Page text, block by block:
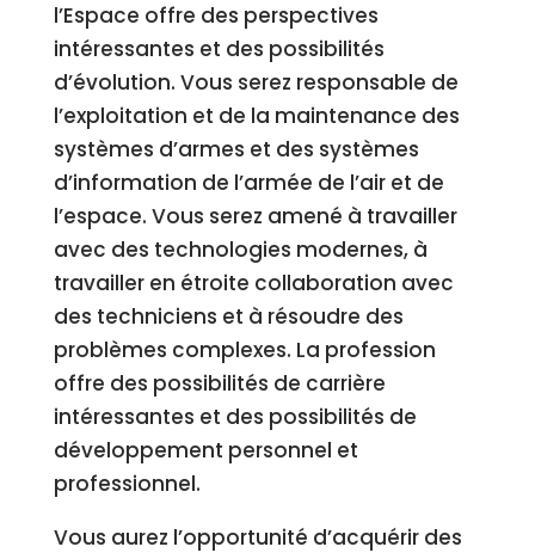
l’Espace offre des perspectives
intéressantes et des possibilités
d’évolution. Vous serez responsable de
l’exploitation et de la maintenance des
systèmes d’armes et des systèmes
d’information de l’armée de l’air et de
l’espace. Vous serez amené à travailler
avec des technologies modernes, à
travailler en étroite collaboration avec
des techniciens et à résoudre des
problèmes complexes. La profession
offre des possibilités de carrière
intéressantes et des possibilités de
développement personnel et
professionnel.
Vous aurez l’opportunité d’acquérir des